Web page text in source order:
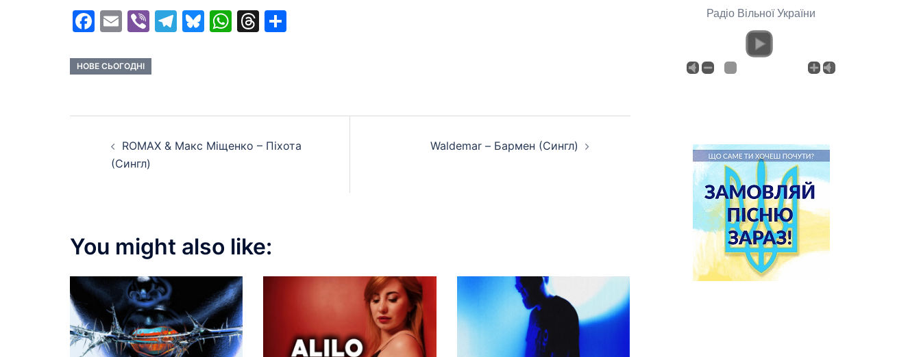
Facebook
EmailViberTelegram
Bluesky
WhatsApp
Threads
НОВЕ СЬОГОДНІ
navigation
ROMAX & Макс Міщенко – Піхота
(Сингл)
Waldemar – Бармен (Сингл)
You might also like:
Радіо Вільної України